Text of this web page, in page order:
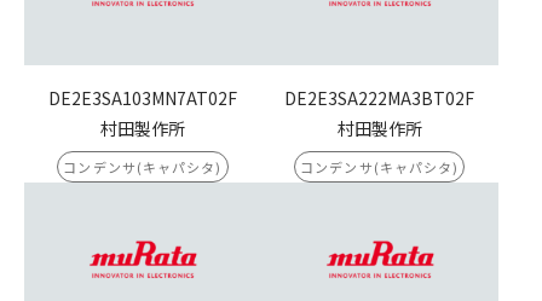
DE2E3SA103MN7AT02F
村田製作所
コンデンサ(キャパシタ)
DE2E3SA222MA3BT02F
村田製作所
コンデンサ(キャパシタ)